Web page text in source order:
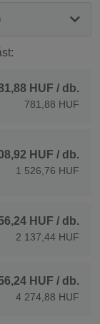
HUF / db.
781,88 HUF
HUF / db.
1 526,76 HUF
HUF / db.
2 137,44 HUF
HUF / db.
4 274,88 HUF